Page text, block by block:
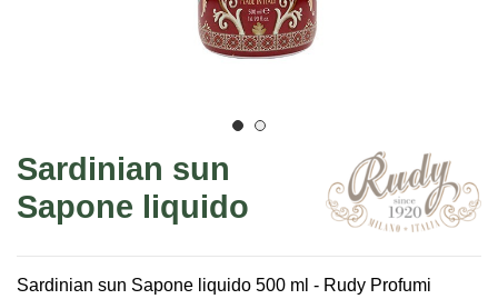
Sardinian sun
Sapone liquido
Sardinian sun Sapone liquido 500 ml - Rudy Profumi